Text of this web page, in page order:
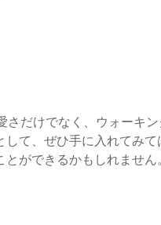
だけでなく、ウォーキ
て、ぜひ手に入れてみ
ができるかもしれません。